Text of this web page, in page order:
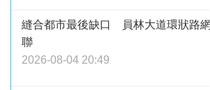
縫合都市最後缺口 員林大道環狀路
聯
2026-08-04 20:49